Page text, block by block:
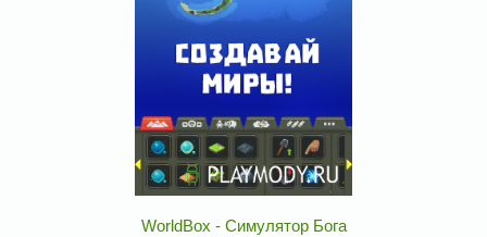
WorldBox - Симулятор Бога